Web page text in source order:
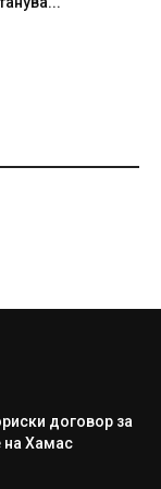
договор за
на Хамас